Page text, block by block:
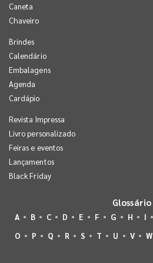
Caneta
Chaveiro
Brindes
Calendário
Embalagens
Agenda
Cardápio
Revista Impressa
Livro personalizado
Feiras e eventos
Lançamentos
Black Friday
Glossário
A B C D E F G H I
O
P Q R S T U V W